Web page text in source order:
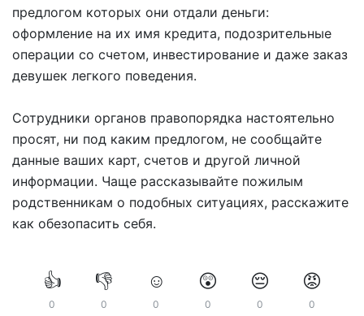
предлогом которых они отдали деньги:
оформление на их имя кредита, подозрительные
операции со счетом, инвестирование и даже заказ
девушек легкого поведения.
Сотрудники органов правопорядка настоятельно
просят, ни под каким предлогом, не сообщайте
данные ваших карт, счетов и другой личной
информации. Чаще рассказывайте пожилым
родственникам о подобных ситуациях, расскажите
как обезопасить себя.
👍
0
👎
0
☺️
0
😲
0
😔
0
😡
0